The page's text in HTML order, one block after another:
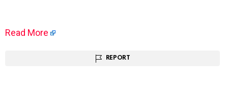
Read More
REPORT